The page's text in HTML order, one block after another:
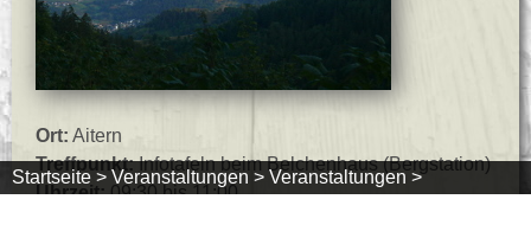
Ort: Aitern
Treffpunkt:Infotafeln beim Belchenhaus (Bergstation)
Uhrzeit:09:30 bis 11:00
Startseite > Veranstaltungen > Veranstaltungen >